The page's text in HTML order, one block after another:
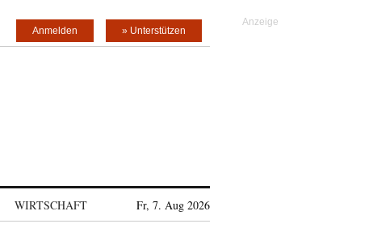
» Unterstützen
Anmelden
WIRTSCHAFT Fr, 7. Aug 2026